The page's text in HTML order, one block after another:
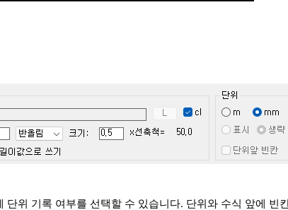
단위 기록 여부를 선택할 수 있습니다. 단위와 수식 앞에 빈